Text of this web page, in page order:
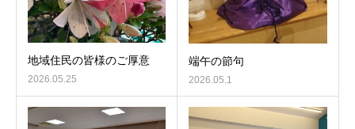
地域住民の皆様のご厚意
2026.05.25
端午の節句
2026.05.1